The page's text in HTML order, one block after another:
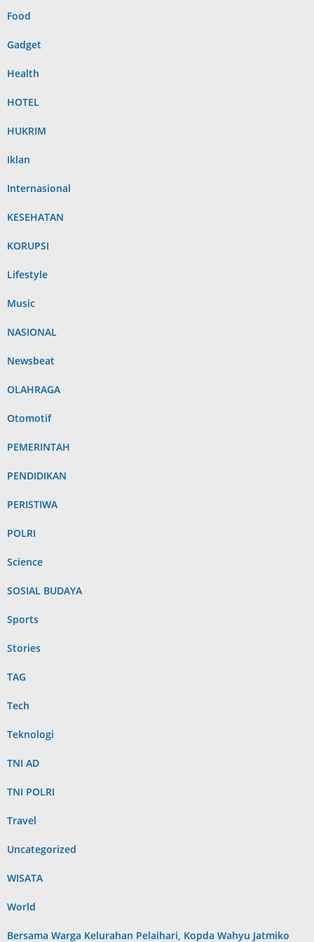
Food
Gadget
Health
HOTEL
HUKRIM
Iklan
Internasional
KESEHATAN
KORUPSI
Lifestyle
Music
NASIONAL
Newsbeat
OLAHRAGA
Otomotif
PEMERINTAH
PENDIDIKAN
PERISTIWA
POLRI
Science
SOSIAL BUDAYA
Sports
Stories
TAG
Tech
Teknologi
TNI AD
TNI POLRI
Travel
Uncategorized
WISATA
World
Bersama Warga Kelurahan Pelaihari, Kopda Wahyu Jatmiko